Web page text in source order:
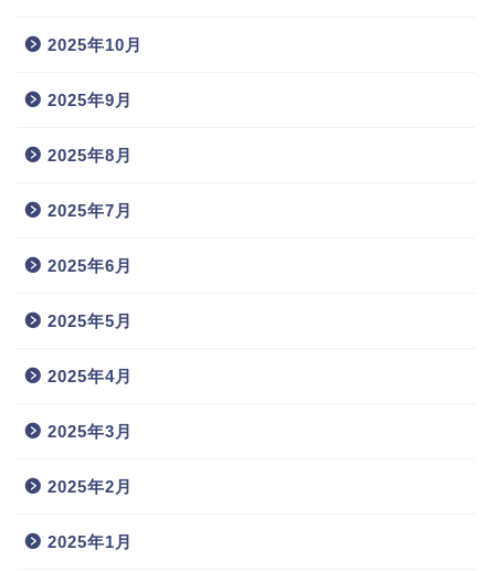
2025年10月
2025年9月
2025年8月
2025年7月
2025年6月
2025年5月
2025年4月
2025年3月
2025年2月
2025年1月